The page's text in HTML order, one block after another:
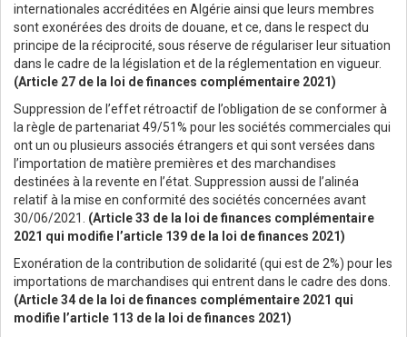
internationales accréditées en Algérie ainsi que leurs membres
sont exonérées des droits de douane, et ce, dans le respect du
principe de la réciprocité, sous réserve de régulariser leur situation
dans le cadre de la législation et de la réglementation en vigueur.
(Article 27 de la loi de finances complémentaire 2021)
Suppression de l’effet rétroactif de l’obligation de se conformer à
la règle de partenariat 49/51% pour les sociétés commerciales qui
ont un ou plusieurs associés étrangers et qui sont versées dans
l’importation de matière premières et des marchandises
destinées à la revente en l’état. Suppression aussi de l’alinéa
relatif à la mise en conformité des sociétés concernées avant
30/06/2021. (Article 33 de la loi de finances complémentaire
2021 qui modifie l’article 139 de la loi de finances 2021)
Exonération de la contribution de solidarité (qui est de 2%) pour les
importations de marchandises qui entrent dans le cadre des dons.
(Article 34 de la loi de finances complémentaire 2021 qui
modifie l’article 113 de la loi de finances 2021)